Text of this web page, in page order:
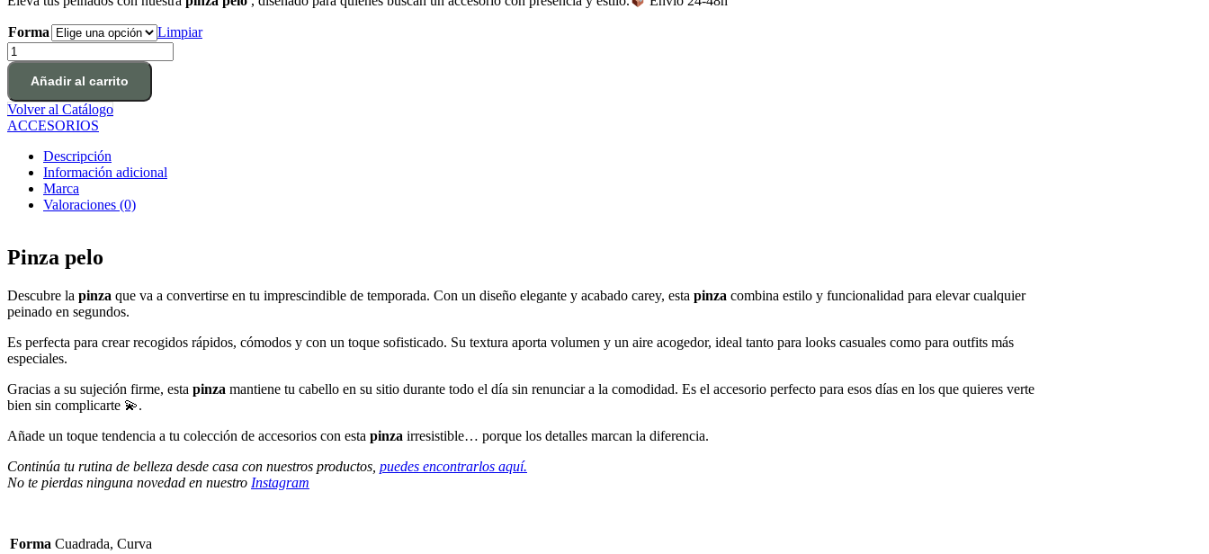
Forma
Limpiar
Pinza
Pelo
cantidad
Añadir al carrito
Volver al Catálogo
ACCESORIOS
Descripción
Información adicional
Marca
Valoraciones (0)
Pinza pelo
Descubre la pinza que va a convertirse en tu imprescindible de temporada. Con un diseño elegante y acabado carey, esta pinza combina estilo y funcionalidad para elevar cualquier
peinado en segundos.
Es perfecta para crear recogidos rápidos, cómodos y con un toque sofisticado. Su textura aporta volumen y un aire acogedor, ideal tanto para looks casuales como para outfits más
especiales.
Gracias a su sujeción firme, esta pinza mantiene tu cabello en su sitio durante todo el día sin renunciar a la comodidad. Es el accesorio perfecto para esos días en los que quieres verte
bien sin complicarte 💫.
Añade un toque tendencia a tu colección de accesorios con esta pinza irresistible… porque los detalles marcan la diferencia.
Continúa tu rutina de belleza desde casa con nuestros productos, puedes encontrarlos aquí.
No te pierdas ninguna novedad en nuestro Instagram
Forma Cuadrada, Curva